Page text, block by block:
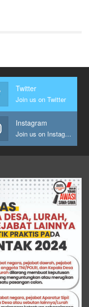
Twitter
Join us on Twitter
Instagram
Join us on Instagram